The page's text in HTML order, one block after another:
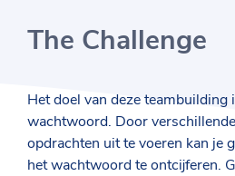
The Challenge
Het doel van deze teambuilding
wachtwoord. Door
opdrachten uit te voeren kan je
het wachtwoord te ontcijferen.